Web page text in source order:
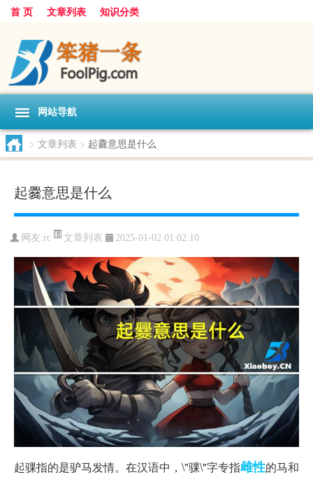
首 页 文章列表 知识分类
网站导航
> 文章列表 > 起爨意思是什么
起爨意思是什么
网友:rc 文章列表 2025-01-02 01:02:10
起骒指的是驴马发情。在汉语中，\"骒\"字专指雌性的马和